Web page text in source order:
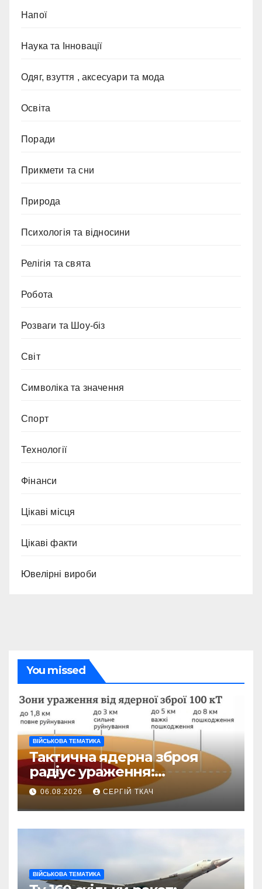
Напої
Наука та Інновації
Одяг, взуття , аксесуари та мода
Освіта
Поради
Прикмети та сни
Природа
Психологія та відносини
Релігія та свята
Робота
Розваги та Шоу-біз
Світ
Символіка та значення
Спорт
Технології
Фінанси
Цікаві місця
Цікаві факти
Ювелірні вироби
You missed
ВІЙСЬКОВА ТЕМАТИКА
Тактична ядерна зброя
радіус ураження:
детальний розбір зон
знищення
06.08.2026 СЕРГІЙ ТКАЧ
ВІЙСЬКОВА ТЕМАТИКА